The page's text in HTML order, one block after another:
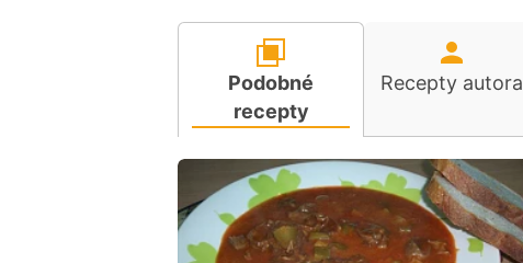
Podobné
recepty
Recepty autora